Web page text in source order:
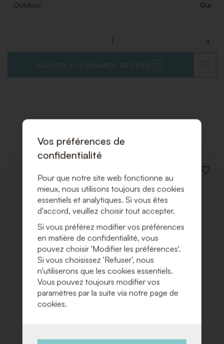
Outdoor Oui
- +
AJOUTER À LA DEMANDE DE DEVIS
À
Vos préférences de
confidentialité
Pour que notre site web fonctionne au
mieux, nous utilisons toujours des cookies
essentiels et analytiques. Si vous êtes
d'accord, veuillez choisir tout accepter.
Si vous préférez modifier vos préférences
en matière de confidentialité, vous
pouvez choisir 'Modifier les préférences'.
Si vous choisissez 'Refuser', nous
n'utiliserons que les cookies essentiels.
Vous pouvez toujours modifier vos
paramètres par la suite via notre page de
cookies.